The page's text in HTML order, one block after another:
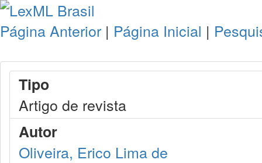
Página Anterior | Página Inicial |
Tipo
Artigo de revista
Autor
Oliveira, Erico Lima de